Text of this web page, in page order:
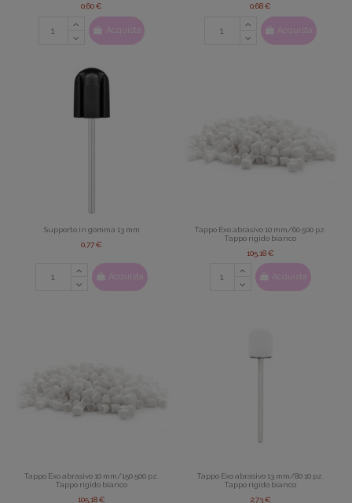
0,60 €
Acquista
0,68 €
Acquista
Supporto in gomma 13 mm
0,77 €
Acquista
Tappo Exo abrasivo 10 mm/60 500 pz.
Tappo rigido bianco
105,18 €
Acquista
Tappo Exo abrasivo 10 mm/150 500 pz.
Tappo rigido bianco
105,18 €
Tappo Exo abrasivo 13 mm/80 10 pz.
Tappo rigido bianco
2,73 €